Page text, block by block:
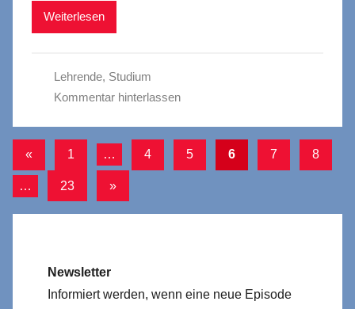
Weiterlesen
Lehrende, Studium
Kommentar hinterlassen
Seitennummerierung
der
Beiträge
« Vorherige
Beiträge
1 … 4 5 6 7 8
… 23
Nächste
»
Newsletter
Informiert werden, wenn eine neue Episode